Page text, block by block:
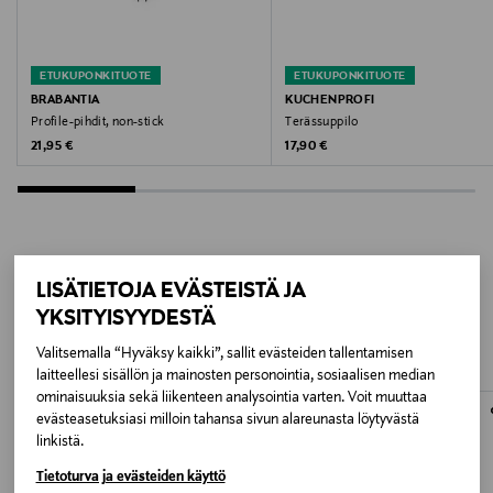
LISÄTIETOJA EVÄSTEISTÄ JA
YKSITYISYYDESTÄ
Valitsemalla “Hyväksy kaikki”, sallit evästeiden tallentamisen
laitteellesi sisällön ja mainosten personointia, sosiaalisen median
ominaisuuksia sekä liikenteen analysointia varten. Voit muuttaa
evästeasetuksiasi milloin tahansa sivun alareunasta löytyvästä
linkistä.
Tietoturva ja evästeiden käyttö
Valmistajan osoite
Digitaalinen osoite
info@fh-group.se
ETUKUPONKITUOTE
BRABANTIA
Profile-pihdit, non-stick
Original Price
21,95 €
ETUKUPONKITUOTE
KUCHENPROFI
Terässuppilo
Original Price
17,90 €
LISÄÄ KIINNOSTAVIA
TUOTTEITA